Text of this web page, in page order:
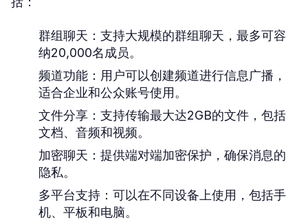
群组聊天： 支持大规模的群组聊天，最多可容
纳20,000名成员。
频道功能： 用户可以创建频道进行信息广播，
适合企业和公众账号使用。
文件分享： 支持传输最大达2GB的文件，包括
文档、音频和视频。
加密聊天： 提供端对端加密保护，确保消息的
隐私。
多平台支持： 可以在不同设备上使用，包括手
机、平板和电脑。